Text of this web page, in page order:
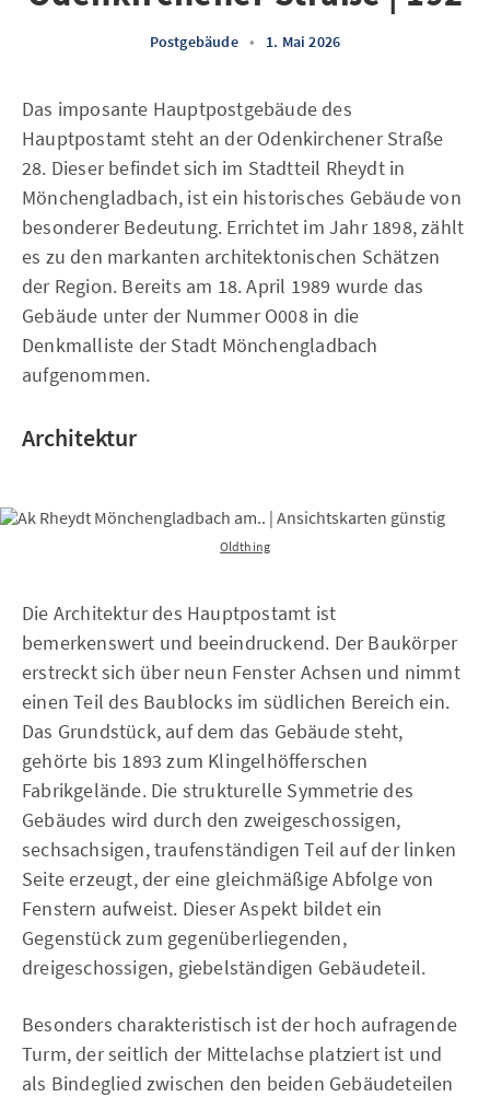
Postgebäude • 1. Mai 2026
Das imposante Hauptpostgebäude des
Hauptpostamt steht an der Odenkirchener Straße
28. Dieser befindet sich im Stadtteil Rheydt in
Mönchengladbach, ist ein historisches Gebäude von
besonderer Bedeutung. Errichtet im Jahr 1898, zählt
es zu den markanten architektonischen Schätzen
der Region. Bereits am 18. April 1989 wurde das
Gebäude unter der Nummer O008 in die
Denkmalliste der Stadt Mönchengladbach
aufgenommen.
Architektur
Oldthing
Die Architektur des Hauptpostamt ist
bemerkenswert und beeindruckend. Der Baukörper
erstreckt sich über neun Fenster Achsen und nimmt
einen Teil des Baublocks im südlichen Bereich ein.
Das Grundstück, auf dem das Gebäude steht,
gehörte bis 1893 zum Klingelhöfferschen
Fabrikgelände. Die strukturelle Symmetrie des
Gebäudes wird durch den zweigeschossigen,
sechsachsigen, traufenständigen Teil auf der linken
Seite erzeugt, der eine gleichmäßige Abfolge von
Fenstern aufweist. Dieser Aspekt bildet ein
Gegenstück zum gegenüberliegenden,
dreigeschossigen, giebelständigen Gebäudeteil.
Besonders charakteristisch ist der hoch aufragende
Turm, der seitlich der Mittelachse platziert ist und
als Bindeglied zwischen den beiden Gebäudeteilen